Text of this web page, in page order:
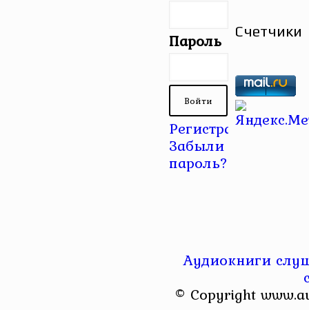
Пароль
Регистрация |
Забыли
пароль?
Счетчики
Аудиокниги
© Copyright